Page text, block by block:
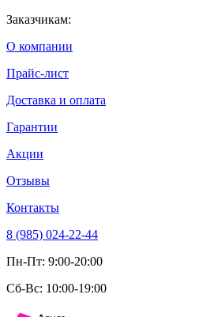
Заказчикам:
О компании
Прайс-лист
Доставка и оплата
Гарантии
Акции
Отзывы
Контакты
8 (985) 024-22-44
Пн-Пт: 9:00-20:00
Сб-Вс: 10:00-19:00